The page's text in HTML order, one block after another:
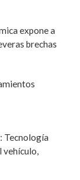
expone a
brechas
Tecnología
vehículo,